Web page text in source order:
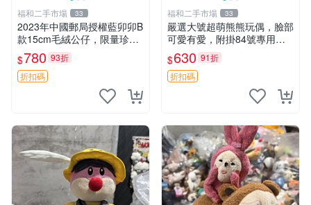
福和二手市場 33
2023年中國郵局授權藍卯卯B
款15cm毛絨公仔，限量珍藏
版 毛絨玩具 新年禮品 藍卯卯
限量版 15cm
$780 93折
折扣碼
福和二手市場 33
嚴選大號超萌熊熊玩偶，臉部
可愛有愛，附掛84號專用
袋，適合收藏與送禮 寶寶熊
玩具 熊抱枕
$630 91折
折扣碼